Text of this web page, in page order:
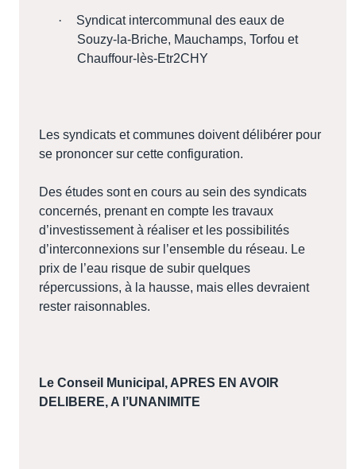
·
Syndicat intercommunal des eaux de
Souzy-la-Briche, Mauchamps, Torfou et
Chauffour-lès-Etr2CHY
Les syndicats et communes doivent délibérer pour
se prononcer sur cette configuration.
Des études sont en cours au sein des syndicats
concernés, prenant en compte les travaux
d’investissement à réaliser et les possibilités
d’interconnexions sur l’ensemble du réseau. Le
prix de l’eau risque de subir quelques
répercussions, à la hausse, mais elles devraient
rester raisonnables.
Le Conseil Municipal, APRES EN AVOIR
DELIBERE, A l’UNANIMITE